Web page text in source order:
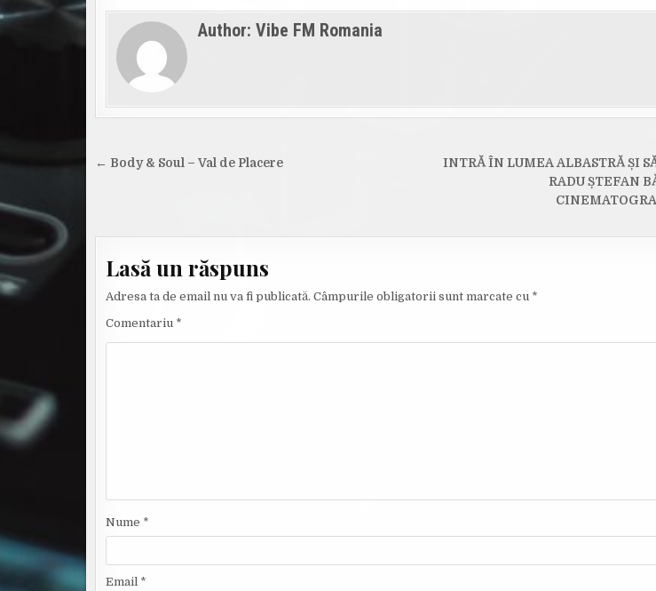
Author: Vibe FM Romania
Navigare
INTRĂ ÎN LUMEA ALBASTRĂ ȘI
RADU ȘTEFAN
← Body & Soul – Val de Placere
Lasă un răspuns
Adresa ta de email nu va fi publicată. Câmpurile obligatorii sunt marcate cu *
Comentariu *
Nume *
Email *